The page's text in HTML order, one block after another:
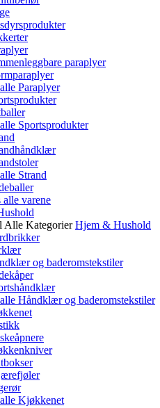
paraplyer
Paraplyer
Sportsprodukter
Strand
alle varene
Alle Kategorier Hjem & Hushold
og baderomstekstiler
Håndklær og baderomstekstiler
Kjøkkenet